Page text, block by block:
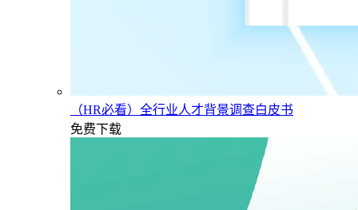
（HR必看）全行业人才背景调查白皮书
免费下载